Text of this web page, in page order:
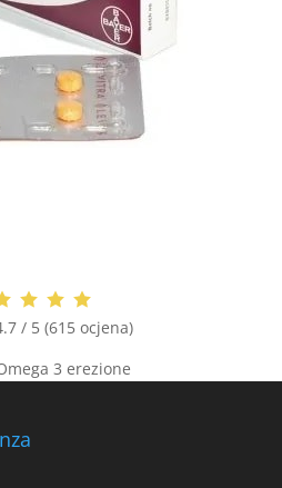
/ 5 (615 ocjena)
3 erezione